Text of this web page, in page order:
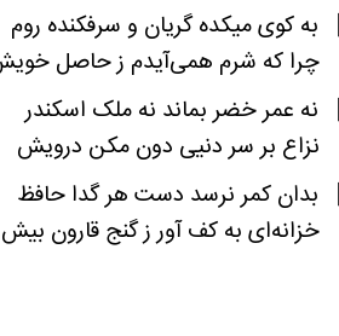
به کویمیکدهگریان و سرفکنده روم
چرا که شرم همی‌آیدم زحاصل
نه عمرخضر بماند نه ملک اسکندر
نزاع بر سر دنیی دون مکن درویش
بدان کمر نرسد دست هرگدا حافظ
خزانه‌ای به کفآور زگنج قارون بیش